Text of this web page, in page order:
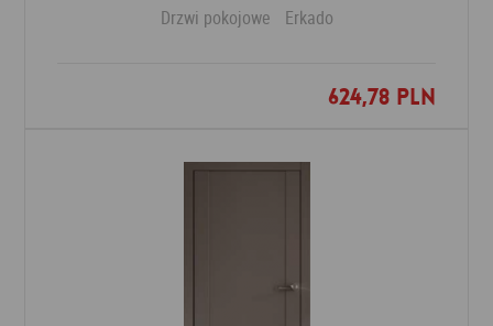
Drzwi pokojowe Erkado
624,78 PLN
Dodaj do ulubionych